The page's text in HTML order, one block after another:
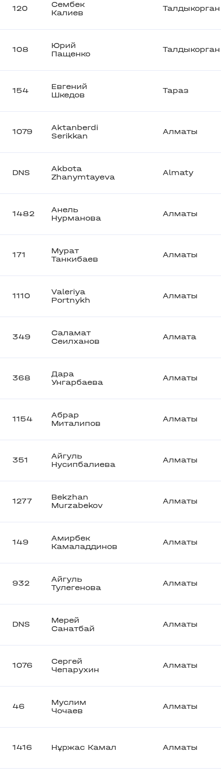
120
Сембек
Калиев
Талдыкорган
108
Юрий
Пащенко
Талдыкорган
154
Евгений
Шкедов
Тараз
1079
Aktanberdi
Serikkan
Алматы
DNS
Akbota
Zhanymtayeva
Almaty
1482
Анель
Нурманова
Алматы
171
Мурат
Танкибаев
Алматы
1110
Valeriya
Portnykh
Алматы
349
Саламат
Сеилханов
Алмата
368
Дара
Унгарбаева
Алматы
1154
Абрар
Миталипов
Алматы
351
Айгуль
Нусипбалиева
Алматы
1277
Bekzhan
Murzabekov
Алматы
149
Амирбек
Камаладдинов
Алматы
932
Айгуль
Тулегенова
Алматы
DNS
Мерей
Санатбай
Алматы
1076
Сергей
Чепарухин
Алматы
46
Муслим
Чочаев
Алматы
1416 Нұржас Камал Алматы